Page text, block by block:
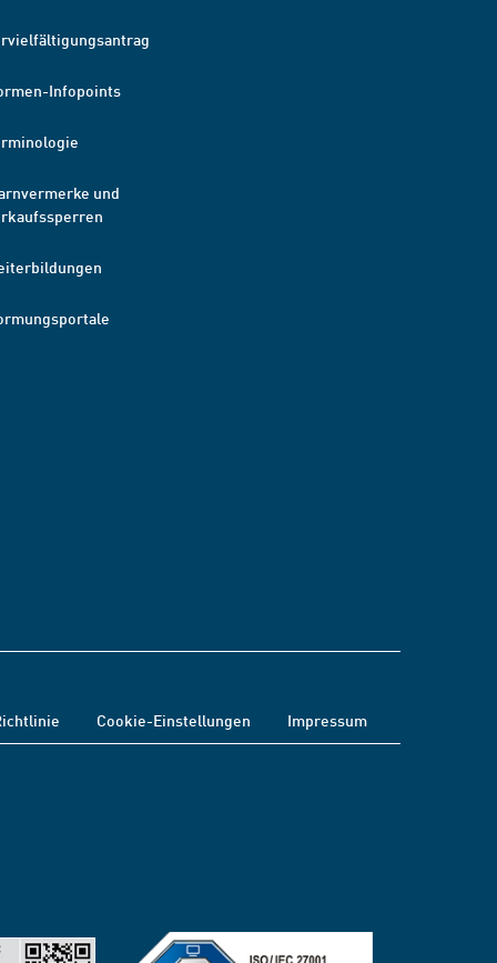
Infopoints
und
Cookie-Einstellungen Impressum